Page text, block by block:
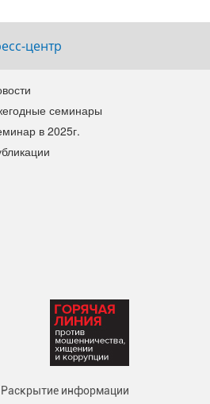
центр
семинары
в 2025г.
Раскрытие информации